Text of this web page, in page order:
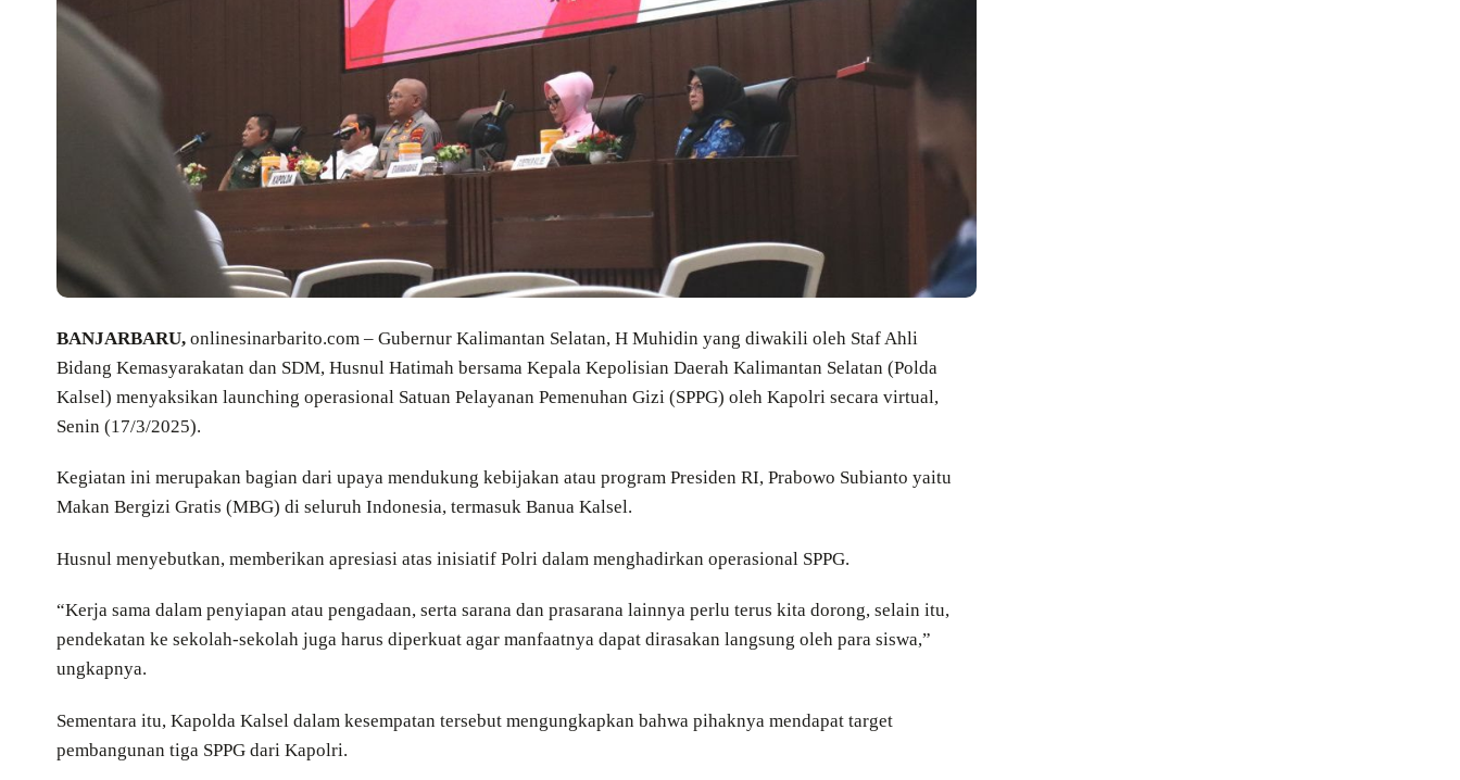
BANJARBARU, onlinesinarbarito.com – Gubernur Kalimantan Selatan, H Muhidin yang diwakili oleh Staf Ahli
Bidang Kemasyarakatan dan SDM, Husnul Hatimah bersama Kepala Kepolisian Daerah Kalimantan Selatan (Polda
Kalsel) menyaksikan launching operasional Satuan Pelayanan Pemenuhan Gizi (SPPG) oleh Kapolri secara virtual,
Senin (17/3/2025).
Kegiatan ini merupakan bagian dari upaya mendukung kebijakan atau program Presiden RI, Prabowo Subianto yaitu
Makan Bergizi Gratis (MBG) di seluruh Indonesia, termasuk Banua Kalsel.
Husnul menyebutkan, memberikan apresiasi atas inisiatif Polri dalam menghadirkan operasional SPPG.
“Kerja sama dalam penyiapan atau pengadaan, serta sarana dan prasarana lainnya perlu terus kita dorong, selain itu,
pendekatan ke sekolah-sekolah juga harus diperkuat agar manfaatnya dapat dirasakan langsung oleh para siswa,”
ungkapnya.
Sementara itu, Kapolda Kalsel dalam kesempatan tersebut mengungkapkan bahwa pihaknya mendapat target
pembangunan tiga SPPG dari Kapolri.